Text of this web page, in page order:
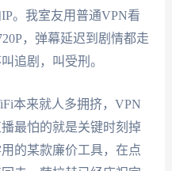
。我室友用普通VPN看
，弹幕延迟到剧情都走
追剧，叫受刑。
本来就人多拥挤，VPN
最怕的就是关键时刻掉
的某款廉价工具，在点